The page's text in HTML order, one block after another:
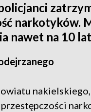
narkotyków.
nawet na 10